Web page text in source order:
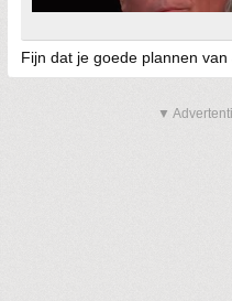
Fijn dat je goede plannen
▼